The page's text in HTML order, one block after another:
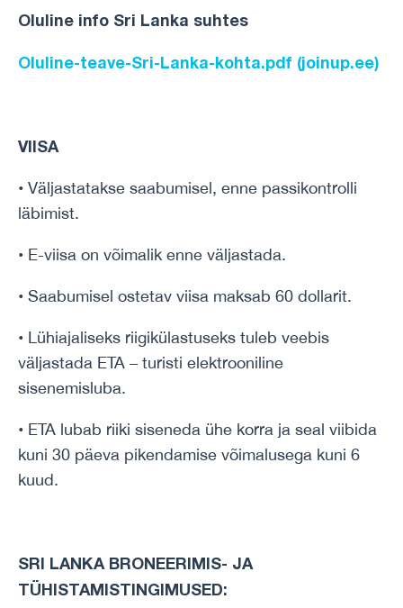
Oluline info Sri Lanka suhtes
Oluline-teave-Sri-Lanka-kohta.pdf (joinup.ee)
VIISA
• Väljastatakse saabumisel, enne passikontrolli
läbimist.
• E-viisa on võimalik enne väljastada.
• Saabumisel ostetav viisa maksab 60 dollarit.
• Lühiajaliseks riigikülastuseks tuleb veebis
väljastada ETA – turisti elektrooniline
sisenemisluba.
• ETA lubab riiki siseneda ühe korra ja seal viibida
kuni 30 päeva pikendamise võimalusega kuni 6
kuud.
SRI LANKA BRONEERIMIS- JA
TÜHISTAMISTINGIMUSED: